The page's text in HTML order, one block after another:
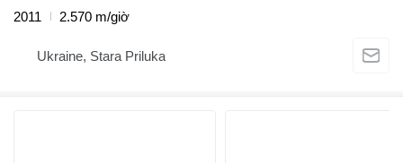
2011
2.570 m/giờ
Ukraine, Stara Priluka